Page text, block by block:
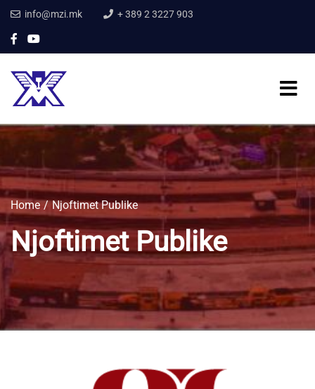
info@mzi.mk + 389 2 3227 903
Home Njoftimet Publike
Njoftimet Publike